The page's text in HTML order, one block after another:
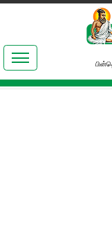
இலக்கியங்கள்
தமிழ் உலகம்